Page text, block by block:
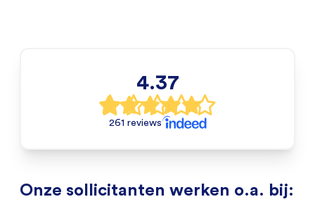
4.37
261 reviews
Onze sollicitanten werken o.a. bij: